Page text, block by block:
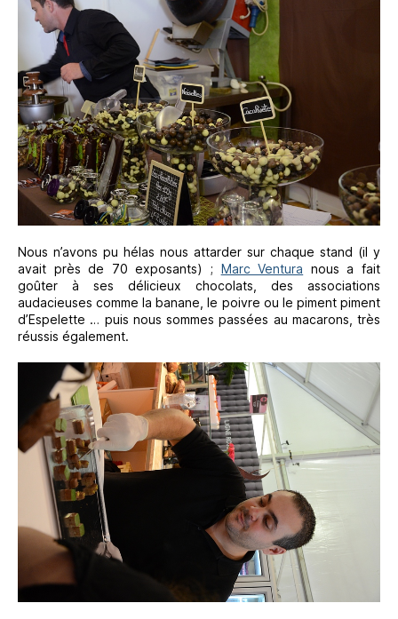
Nous n’avons pu hélas nous attarder sur chaque stand (il y
avait près de 70 exposants) ; Marc Ventura nous a fait
goûter à ses délicieux chocolats, des associations
audacieuses comme la banane, le poivre ou le piment piment
d’Espelette … puis nous sommes passées au macarons, très
réussis également.